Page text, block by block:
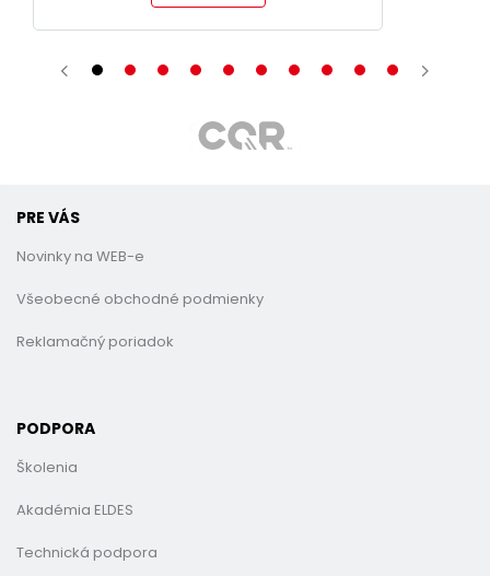
PRE VÁS
Novinky na WEB-e
Všeobecné obchodné podmienky
Reklamačný poriadok
PODPORA
Školenia
Akadémia ELDES
Technická podpora